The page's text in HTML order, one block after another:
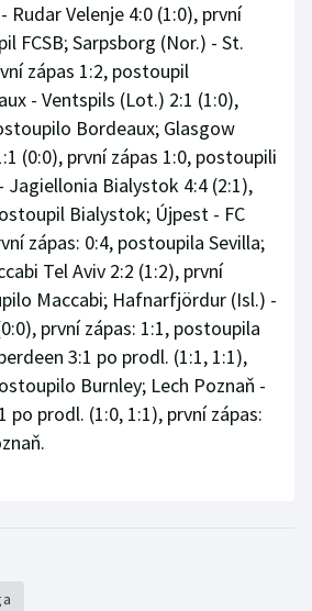
Rudar Velenje 4:0 (1:0), první
FCSB; Sarpsborg (Nor.) - St.
zápas 1:2, postoupil
- Ventspils (Lot.) 2:1 (1:0),
Bordeaux; Glasgow
(0:0), první zápas 1:0, postoupili
Jagiellonia Bialystok 4:4 (2:1),
Bialystok; Újpest - FC
zápas: 0:4, postoupila Sevilla;
Tel Aviv 2:2 (1:2), první
Maccabi; Hafnarfjördur (Isl.) -
první zápas: 1:1, postoupila
3:1 po prodl. (1:1, 1:1),
Burnley; Lech Poznaň -
po prodl. (1:0, 1:1), první zápas: